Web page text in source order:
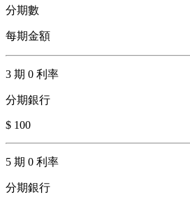
分期數
每期金額
3 期 0 利率
分期銀行
$ 100
5 期 0 利率
分期銀行